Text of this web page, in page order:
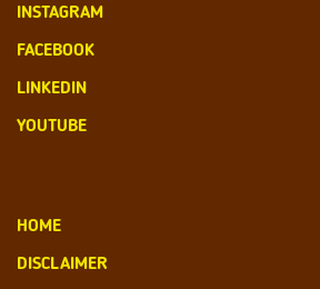
INSTAGRAM
FACEBOOK
LINKEDIN
YOUTUBE
HOME
DISCLAIMER